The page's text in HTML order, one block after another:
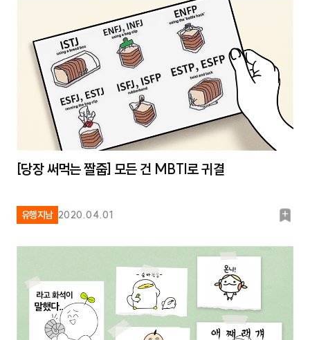
[당장 써먹는 짤줍] 모든 건 MBTI로 귀결
유행지남 2020.04.01
북